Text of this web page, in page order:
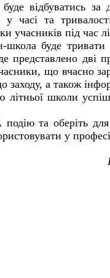
відбуватись
у часі та
учасників під час
школа буде
дві
що вчасно
а також
школи
та оберіть для
у